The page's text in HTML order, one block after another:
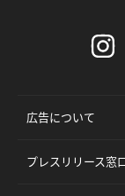
広告について
プレスリリース窓